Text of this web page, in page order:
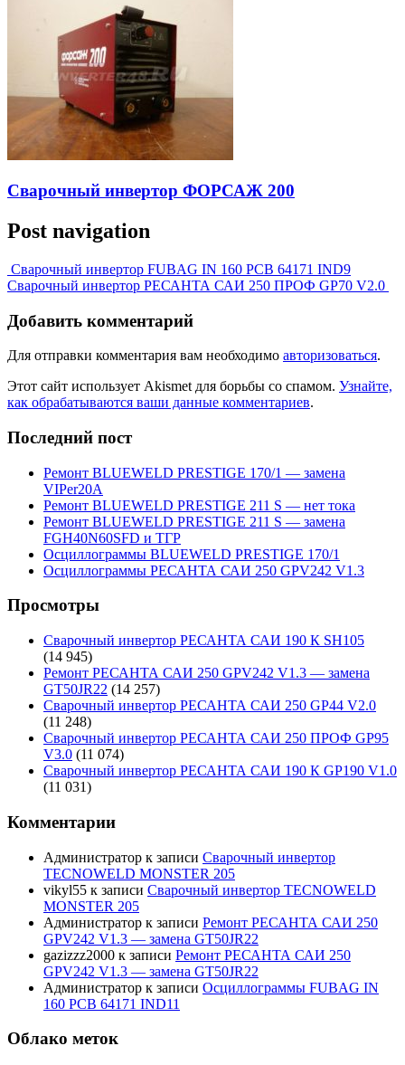
Сварочный инвертор ФОРСАЖ 200
Post navigation
Сварочный инвертор FUBAG IN 160 PCB 64171 IND9
Сварочный инвертор РЕСАНТА САИ 250 ПРОФ GP70 V2.0
Добавить комментарий
Для отправки комментария вам необходимо авторизоваться.
Этот сайт использует Akismet для борьбы со спамом. Узнайте,
как обрабатываются ваши данные комментариев.
Последний пост
Ремонт BLUEWELD PRESTIGE 170/1 — замена
VIPer20A
Ремонт BLUEWELD PRESTIGE 211 S — нет тока
Ремонт BLUEWELD PRESTIGE 211 S — замена
FGH40N60SFD и ТГР
Осциллограммы BLUEWELD PRESTIGE 170/1
Осциллограммы РЕСАНТА САИ 250 GPV242 V1.3
Просмотры
Сварочный инвертор РЕСАНТА САИ 190 К SH105
(14 945)
Ремонт РЕСАНТА САИ 250 GPV242 V1.3 — замена
GT50JR22 (14 257)
Сварочный инвертор РЕСАНТА САИ 250 GP44 V2.0
(11 248)
Сварочный инвертор РЕСАНТА САИ 250 ПРОФ GP95
V3.0 (11 074)
Сварочный инвертор РЕСАНТА САИ 190 К GP190 V1.0
(11 031)
Комментарии
Администратор к записи Сварочный инвертор
TECNOWELD MONSTER 205
vikyl55 к записи Сварочный инвертор TECNOWELD
MONSTER 205
Администратор к записи Ремонт РЕСАНТА САИ 250
GPV242 V1.3 — замена GT50JR22
gazizzz2000 к записи Ремонт РЕСАНТА САИ 250
GPV242 V1.3 — замена GT50JR22
Администратор к записи Осциллограммы FUBAG IN
160 PCB 64171 IND11
Облако меток